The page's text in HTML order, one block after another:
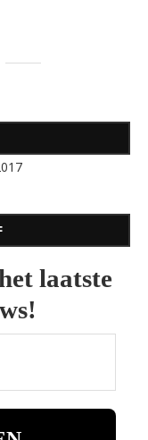
laatste